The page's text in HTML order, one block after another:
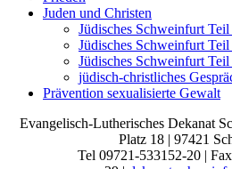
Juden und Christen
Jüdisches Schweinfurt Teil
Jüdisches Schweinfurt Teil
Jüdisches Schweinfurt Teil
jüdisch-christliches
Prävention sexualisierte Gewalt
Evangelisch-Lutherisches Dekanat
Platz 18 | 97421
Tel 09721-533152-20 |